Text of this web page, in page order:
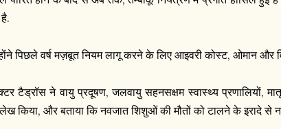
पिछले वर्ष मज़बूत नियम लागू करने के लिए आइवरी कोस्ट, ओमान और
टैड्रॉस ने वायु प्रदूषण, जलवायु सहनसक्षम स्वास्थ्य प्रणालियों,
किया, और बताया कि नवजात शिशुओं की मौतों को टालने के इरादे से